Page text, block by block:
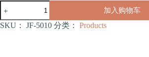
甲
钳
加入购物车
SKU： JF-5010 分类： Products